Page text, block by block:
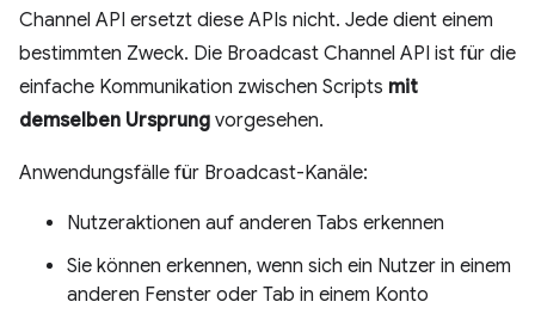
Channel API ersetzt diese APIs nicht. Jede dient einem
bestimmten Zweck. Die Broadcast Channel API ist für die
einfache Kommunikation zwischen Scripts mit
demselben Ursprung vorgesehen.
Anwendungsfälle für Broadcast-Kanäle:
Nutzeraktionen auf anderen Tabs erkennen
Sie können erkennen, wenn sich ein Nutzer in einem
anderen Fenster oder Tab in einem Konto